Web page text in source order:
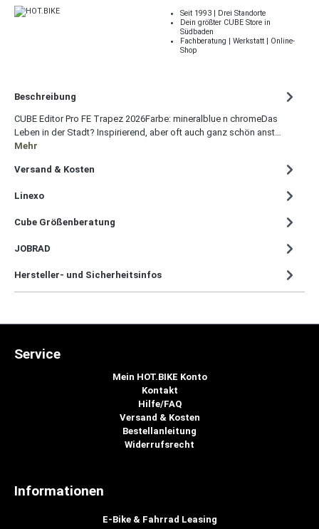
Seit 1993 | Drei Standorte
Dein größter CUBE Store in
Südbaden
Fachberatung | Werkstatt | Online-
Shop
Beschreibung
CUBE Editor Pro FE Trapez 2026Farbe: mineralblue n chromeDas
Leben in der Stadt? Inspirierend, aber oft auch ganz schön anst…
Mehr
Versand & Kosten
Linexo
Cube Größenberatung
JOBRAD
Hersteller- und Sicherheitsinfos
Service
Mein HOT.BIKE Konto
Kontakt
Hilfe/FAQ
Versand & Kosten
Bestellanleitung
Widerrufsrecht
Informationen
E-Bike & Fahrrad Leasing